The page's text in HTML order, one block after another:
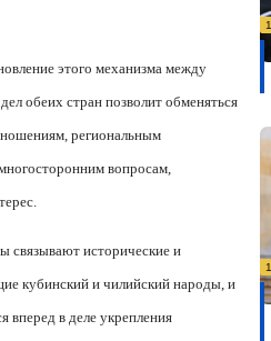
этого механизма между
обеих стран позволит обменяться
региональным
вопросам,
связывают исторические и
кубинский и чилийский народы, и
вперед в деле укрепления